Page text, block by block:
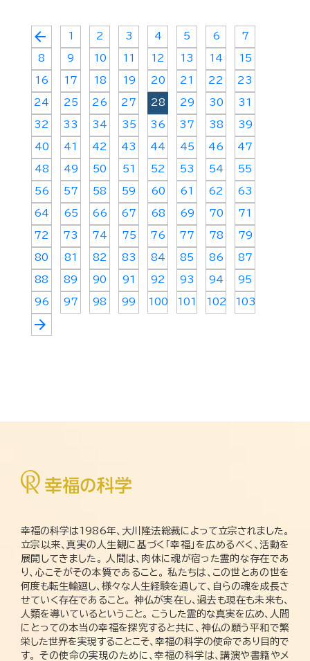
arrow_back 1 2 3 4 5 6 7
8 9 10 11 12 13 14 15
16 17 18 19 20 21 22 23
24 25 26 27 28 29 30 31
32 33 34 35 36 37 38 39
40 41 42 43 44 45 46 47
48 49 50 51 52 53 54 55
56 57 58 59 60 61 62 63
64 65 66 67 68 69 70 71
72 73 74 75 76 77 78 79
80 81 82 83 84 85 86 87
88 89 90 91 92 93 94 95
96 97 98 99 100 101 102 103
arrow_forward
幸福の科学は1986年、大川隆法総裁によって立宗されました。
立宗以来、真実の人生観に基づく「幸福」を広めるべく、活動を
展開してきました。 人間は、肉体に魂が宿った霊的な存在であ
り、心こそがその本質であること。 私たちは、この世とあの世を
何度も転生輪廻し、様々な人生経験を通して、自らの魂を成長さ
せていく存在であること。 神仏が実在し、過去も現在も未来も、
人類を導いているということ。 こうした霊的な真実を広め、人間
にとっての本当の幸福を探究すると共に、神仏の願う平和で繁
栄した世界を実現することこそ、幸福の科学の使命であり目的で
す。 その使命の実現のために、幸福の科学は、講演や書籍やメ